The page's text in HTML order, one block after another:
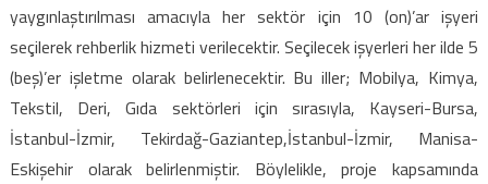
yaygınlaştırılması amacıyla her sektör için 10 (on)’ar işyeri
seçilerek rehberlik hizmeti verilecektir. Seçilecek işyerleri her ilde 5
(beş)’er işletme olarak belirlenecektir. Bu iller; Mobilya, Kimya,
Tekstil, Deri, Gıda sektörleri için sırasıyla, Kayseri-Bursa,
İstanbul-İzmir, Tekirdağ-Gaziantep,İstanbul-İzmir, Manisa-
Eskişehir olarak belirlenmiştir. Böylelikle, proje kapsamında